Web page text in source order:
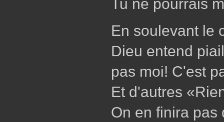
Tu ne pourrais
En soulevant le
Dieu entend
pas moi! C'est
Et d'autres
On en finira pas